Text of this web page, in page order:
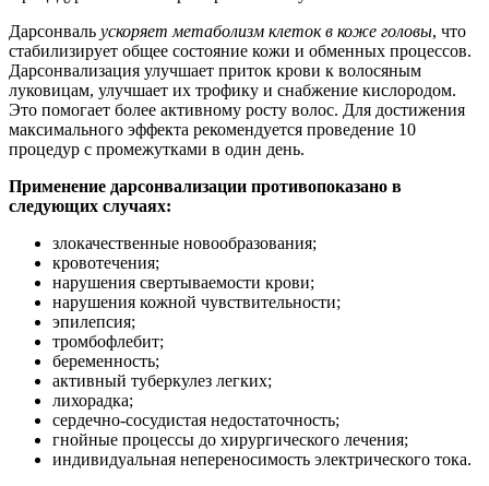
Дарсонваль ускоряет метаболизм клеток в коже головы, что
стабилизирует общее состояние кожи и обменных процессов.
Дарсонвализация улучшает приток крови к волосяным
луковицам, улучшает их трофику и снабжение кислородом.
Это помогает более активному росту волос. Для достижения
максимального эффекта рекомендуется проведение 10
процедур с промежутками в один день.
Применение дарсонвализации противопоказано в
следующих случаях:
злокачественные новообразования;
кровотечения;
нарушения свертываемости крови;
нарушения кожной чувствительности;
эпилепсия;
тромбофлебит;
беременность;
активный туберкулез легких;
лихорадка;
сердечно-сосудистая недостаточность;
гнойные процессы до хирургического лечения;
индивидуальная непереносимость электрического тока.